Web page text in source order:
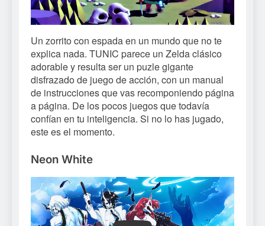
Un zorrito con espada en un mundo que no te
explica nada. TUNIC parece un Zelda clásico
adorable y resulta ser un puzle gigante
disfrazado de juego de acción, con un manual
de instrucciones que vas recomponiendo página
a página. De los pocos juegos que todavía
confían en tu inteligencia. Si no lo has jugado,
este es el momento.
Neon White